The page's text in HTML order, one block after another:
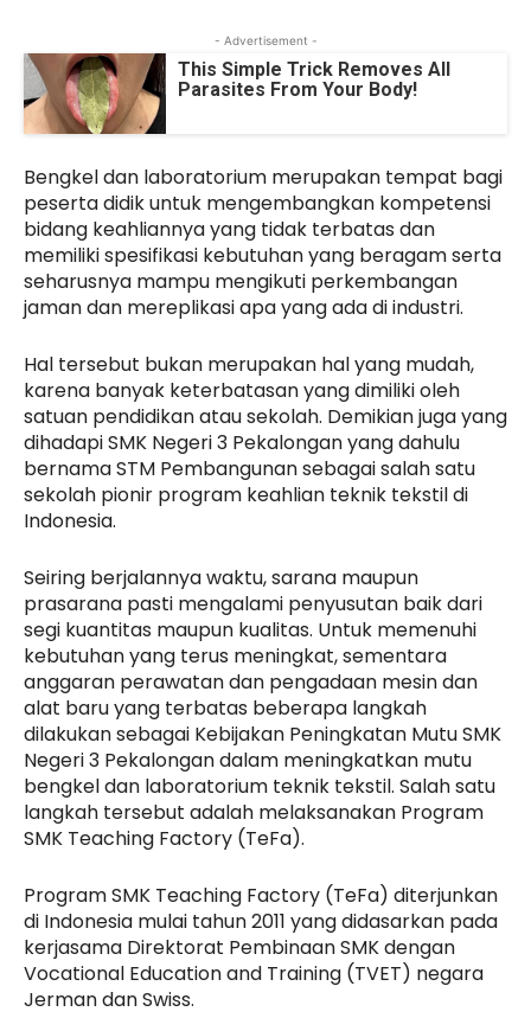
- Advertisement -
This Simple Trick Removes All
Parasites From Your Body!
Bengkel dan laboratorium merupakan tempat bagi
peserta didik untuk mengembangkan kompetensi
bidang keahliannya yang tidak terbatas dan
memiliki spesifikasi kebutuhan yang beragam serta
seharusnya mampu mengikuti perkembangan
jaman dan mereplikasi apa yang ada di industri.
Hal tersebut bukan merupakan hal yang mudah,
karena banyak keterbatasan yang dimiliki oleh
satuan pendidikan atau sekolah. Demikian juga yang
dihadapi SMK Negeri 3 Pekalongan yang dahulu
bernama STM Pembangunan sebagai salah satu
sekolah pionir program keahlian teknik tekstil di
Indonesia.
Seiring berjalannya waktu, sarana maupun
prasarana pasti mengalami penyusutan baik dari
segi kuantitas maupun kualitas. Untuk memenuhi
kebutuhan yang terus meningkat, sementara
anggaran perawatan dan pengadaan mesin dan
alat baru yang terbatas beberapa langkah
dilakukan sebagai Kebijakan Peningkatan Mutu SMK
Negeri 3 Pekalongan dalam meningkatkan mutu
bengkel dan laboratorium teknik tekstil. Salah satu
langkah tersebut adalah melaksanakan Program
SMK Teaching Factory (TeFa).
Program SMK Teaching Factory (TeFa) diterjunkan
di Indonesia mulai tahun 2011 yang didasarkan pada
kerjasama Direktorat Pembinaan SMK dengan
Vocational Education and Training (TVET) negara
Jerman dan Swiss.